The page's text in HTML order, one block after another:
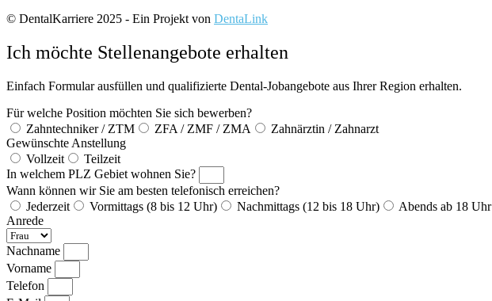
© DentalKarriere 2025 - Ein Projekt von DentaLink
Ich möchte Stellenangebote erhalten
Einfach Formular ausfüllen und qualifizierte Dental-Jobangebote aus Ihrer Region erhalten.
Für welche Position möchten Sie sich bewerben?
Zahntechniker / ZTM
ZFA / ZMF / ZMA
Zahnärztin / Zahnarzt
Gewünschte Anstellung
Vollzeit
Teilzeit
In welchem PLZ Gebiet wohnen Sie?
Wann können wir Sie am besten telefonisch erreichen?
Jederzeit
Vormittags (8 bis 12 Uhr) Nachmittags (12 bis 18 Uhr)
Abends ab 18 Uhr
Anrede
Nachname
Vorname
Telefon